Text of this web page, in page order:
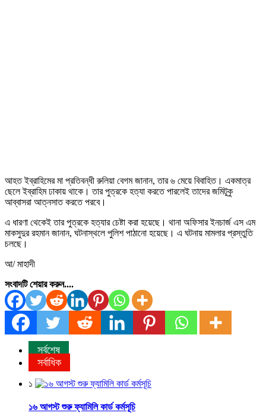
আহত ইব্রাহিমের মা প্রতিবন্ধী রুলিয়া বেগম জানান, তার ৬ মেয়ে বিবাহিত। একমাত্র
ছেলে ইব্রাহিম ঢাকায় থাকে। তার পুত্রকে হত্যা করতে পারলেই তাদের জমিটুকু
আব্বাসরা আত্নসাত করতে পরবে।
এ ধারণা থেকেই তার পুত্রকে হত্যার চেষ্টা করা হয়েছে। থানা অফিসার ইনচার্জ এস এম
মাকসুদুর রহমান জানান, ঘটনাস্থলে পুলিশ পাঠানো হয়েছে। এ ঘটনায় মামলার প্রস্তুতি
চলছে।
আ/ মাহাদী
সংবাদটি শেয়ার করুন....
সর্বশেষ
সর্বাধিক
১
১৬ আগস্ট শুরু ফ্যামিলি কার্ড কর্মসূচি